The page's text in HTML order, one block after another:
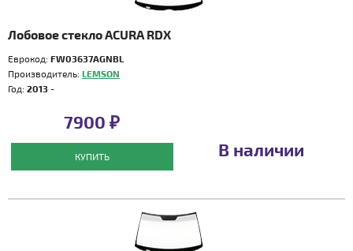
Лобовое стекло ACURA RDX
Еврокод: FW03637AGNBL
Производитель: LEMSON
Год: 2013 -
7900 ₽
КУПИТЬ В наличии